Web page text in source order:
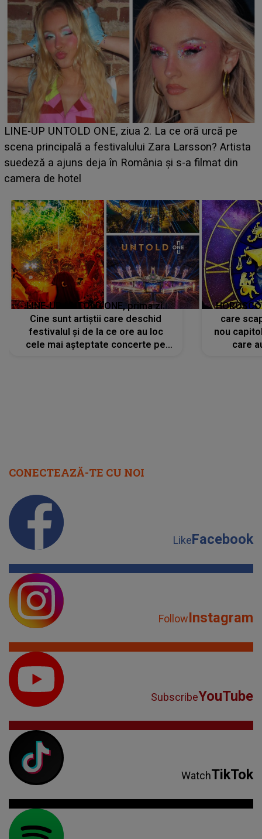
Ce a dezvăluit noua concurentă din "Casa Iubirii" l-a
luat prin surprindere pe Emanuel. CINE ESTE
BĂIATUL VIZAT de Alexandra?! Aflându-se în fața
faptului împlinit, A RECUNOSCUT IMEDIAT: "Am
LINE-UP UNTOLD ONE, prima zi.
Cine sunt artiștii care deschid
festivalul și de la ce ore au loc
cele mai așteptate concerte pe
care
nou
care
CONECTEAZĂ-TE CU NOI
LikeFacebook
FollowInstagram
SubscribeYouTube
WatchTikTok